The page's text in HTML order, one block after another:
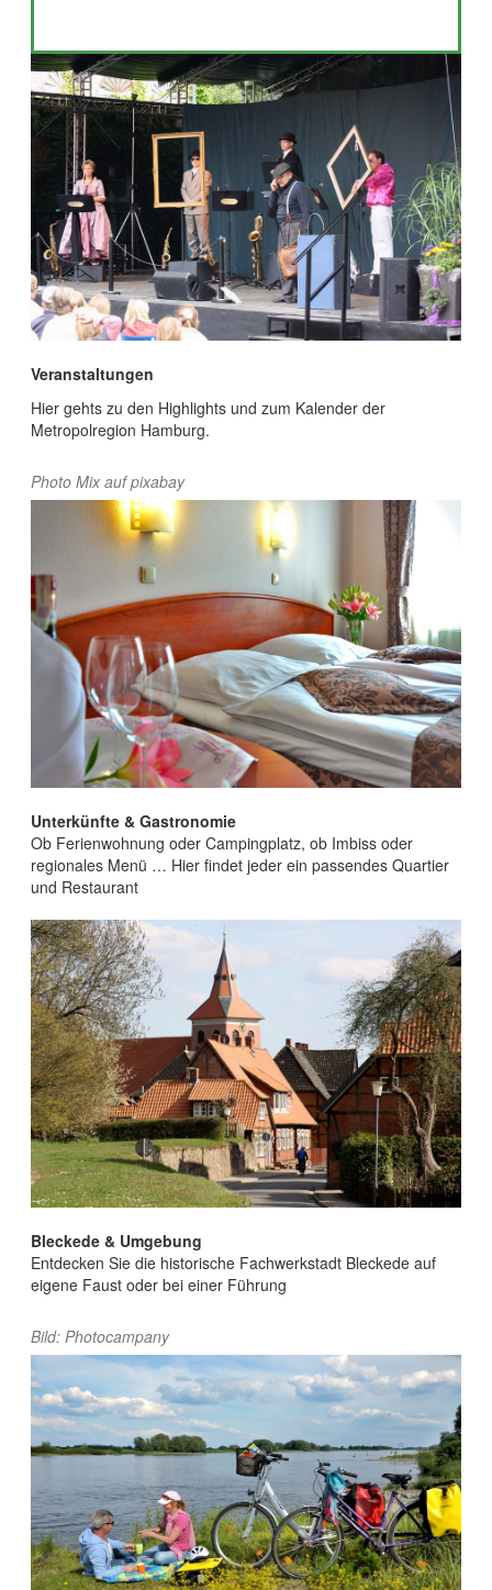
Veranstaltungen
Hier gehts zu den Highlights und zum Kalender der
Metropolregion Hamburg.
Photo Mix auf pixabay
Unterkünfte & Gastronomie
Ob Ferienwohnung oder Campingplatz, ob Imbiss oder
regionales Menü … Hier findet jeder ein passendes Quartier
und Restaurant
Bleckede & Umgebung
Entdecken Sie die historische Fachwerkstadt Bleckede auf
eigene Faust oder bei einer Führung
Bild: Photocampany